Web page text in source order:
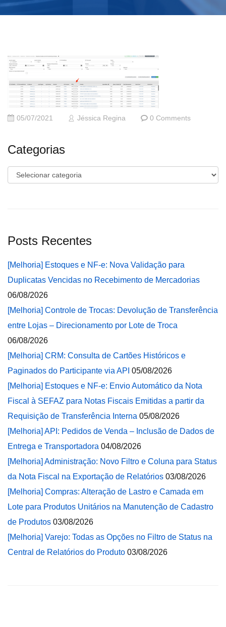
05/07/2021 Jéssica Regina 0 Comments
Categorias
Categorias
Posts Recentes
[Melhoria] Estoques e NF-e: Nova Validação para
Duplicatas Vencidas no Recebimento de Mercadorias
06/08/2026
[Melhoria] Controle de Trocas: Devolução de Transferência
entre Lojas – Direcionamento por Lote de Troca
06/08/2026
[Melhoria] CRM: Consulta de Cartões Históricos e
Paginados do Participante via API 05/08/2026
[Melhoria] Estoques e NF-e: Envio Automático da Nota
Fiscal à SEFAZ para Notas Fiscais Emitidas a partir da
Requisição de Transferência Interna 05/08/2026
[Melhoria] API: Pedidos de Venda – Inclusão de Dados de
Entrega e Transportadora 04/08/2026
[Melhoria] Administração: Novo Filtro e Coluna para Status
da Nota Fiscal na Exportação de Relatórios 03/08/2026
[Melhoria] Compras: Alteração de Lastro e Camada em
Lote para Produtos Unitários na Manutenção de Cadastro
de Produtos 03/08/2026
[Melhoria] Varejo: Todas as Opções no Filtro de Status na
Central de Relatórios do Produto 03/08/2026